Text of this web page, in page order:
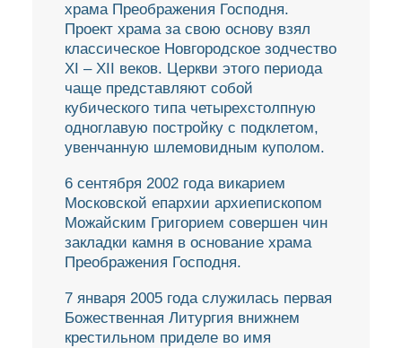
храма Преображения Господня.
Проект храма за свою основу взял
классическое Новгородское зодчество
ХI – ХII веков. Церкви этого периода
чаще представляют собой
кубического типа четырехстолпную
одноглавую постройку с подклетом,
увенчанную шлемовидным куполом.
6 сентября 2002 года викарием
Московской епархии архиепископом
Можайским Григорием совершен чин
закладки камня в основание храма
Преображения Господня.
7 января 2005 года служилась первая
Божественная Литургия внижнем
крестильном приделе во имя